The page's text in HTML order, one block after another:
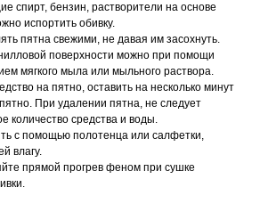
спирт, бензин, растворители на основе
испортить обивку.
пятна свежими, не давая им засохнуть.
поверхности можно при помощи
мягкого мыла или мыльного раствора.
на пятно, оставить на несколько минут
При удалении пятна, не следует
количество средства и воды.
с помощью полотенца или салфетки,
влагу.
прямой прогрев феном при сушке